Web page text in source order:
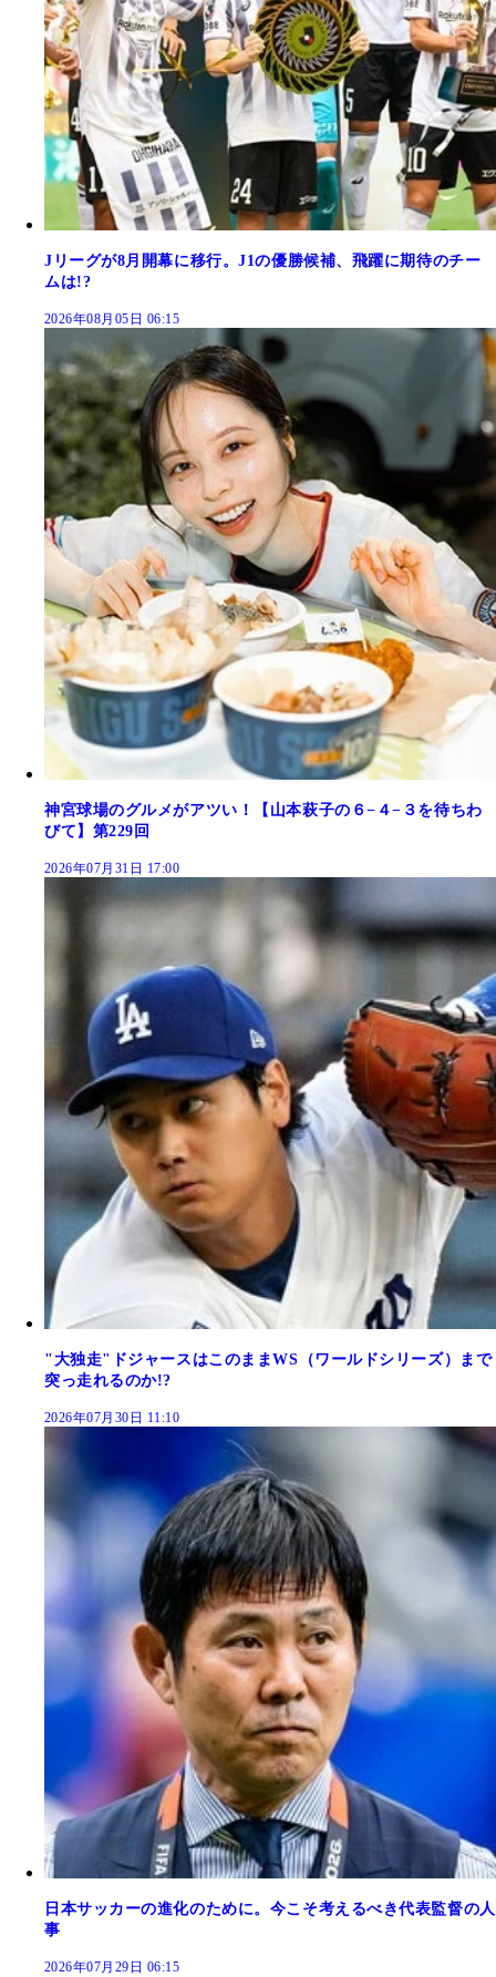
Jリーグが8月開幕に移行。J1の優勝候補、飛躍に期待のチー
ムは!?
2026年08月05日 06:15
神宮球場のグルメがアツい！【山本萩子の６−４−３を待ちわ
びて】第229回
2026年07月31日 17:00
"大独走"ドジャースはこのままWS（ワールドシリーズ）まで
突っ走れるのか!?
2026年07月30日 11:10
日本サッカーの進化のために。今こそ考えるべき代表監督の人
事
2026年07月29日 06:15